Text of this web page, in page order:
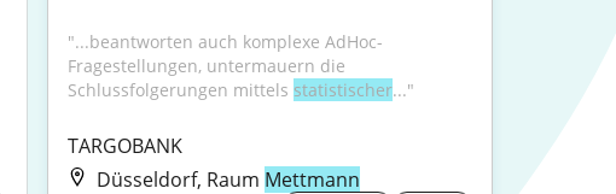
"...beantworten auch komplexe AdHoc-
Fragestellungen, untermauern die
Schlussfolgerungen mittels statistischer..."
TARGOBANK
Düsseldorf, Raum Mettmann